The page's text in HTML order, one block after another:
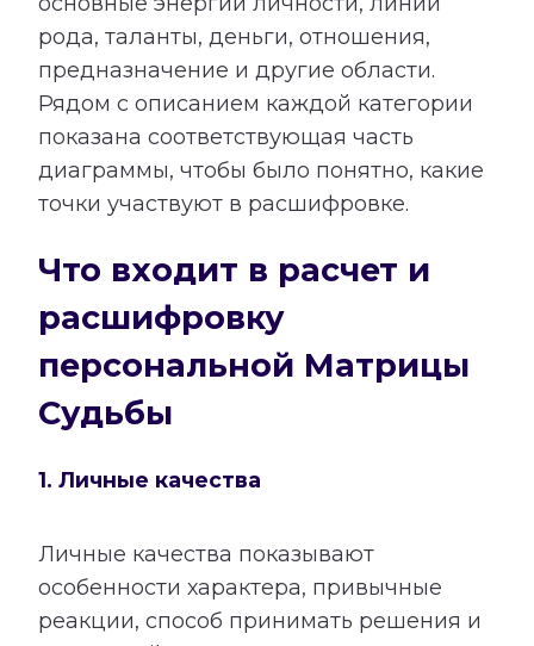
рода, таланты, деньги, отношения,
предназначение и другие области.
Рядом с описанием каждой категории
показана соответствующая часть
диаграммы, чтобы было понятно, какие
точки участвуют в расшифровке.
Что входит в расчет и
расшифровку
персональной Матрицы
Судьбы
1. Личные качества
Личные качества показывают
особенности характера, привычные
реакции, способ принимать решения и